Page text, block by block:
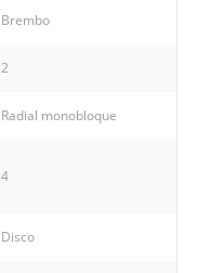
Brembo
2
Radial monobloque
4
Disco